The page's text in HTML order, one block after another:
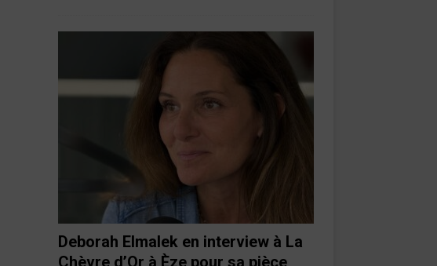
Deborah Elmalek en interview à La